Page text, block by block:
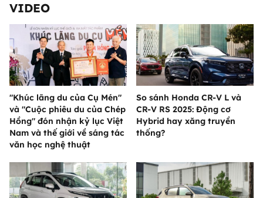
VIDEO
"Khúc lãng du của Cụ Mén"
và "Cuộc phiêu du của Chép
Hồng" đón nhận kỷ lục Việt
Nam và thế giới về sáng tác
văn học nghệ thuật
So sánh Honda CR-V L và
CR-V RS 2025: Động cơ
Hybrid hay xăng truyền
thống?